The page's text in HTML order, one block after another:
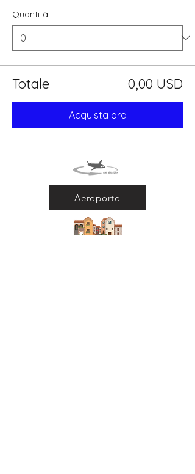
Quantità
Totale 0,00 USD
Acquista ora
Aeroporto